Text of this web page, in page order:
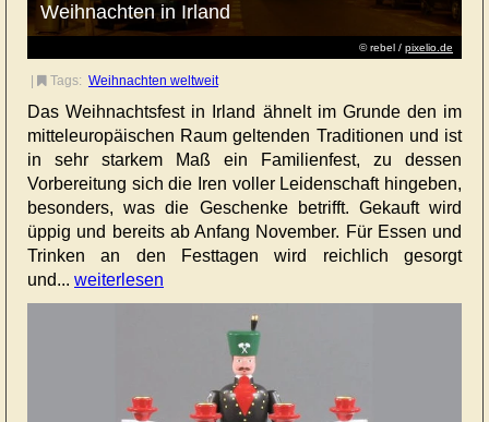
© rebel /pixelio.de
Weihnachten in Irland
Tags: Weihnachten weltweit
Das Weihnachtsfest in Irland ähnelt im Grunde den im
mitteleuropäischen Raum geltenden Traditionen und ist
in sehr starkem Maß ein Familienfest, zu dessen
Vorbereitung sich die Iren voller Leidenschaft hingeben,
besonders, was die Geschenke betrifft. Gekauft wird
üppig und bereits ab Anfang November. Für Essen und
Trinken an den Festtagen wird reichlich gesorgt
und... weiterlesen